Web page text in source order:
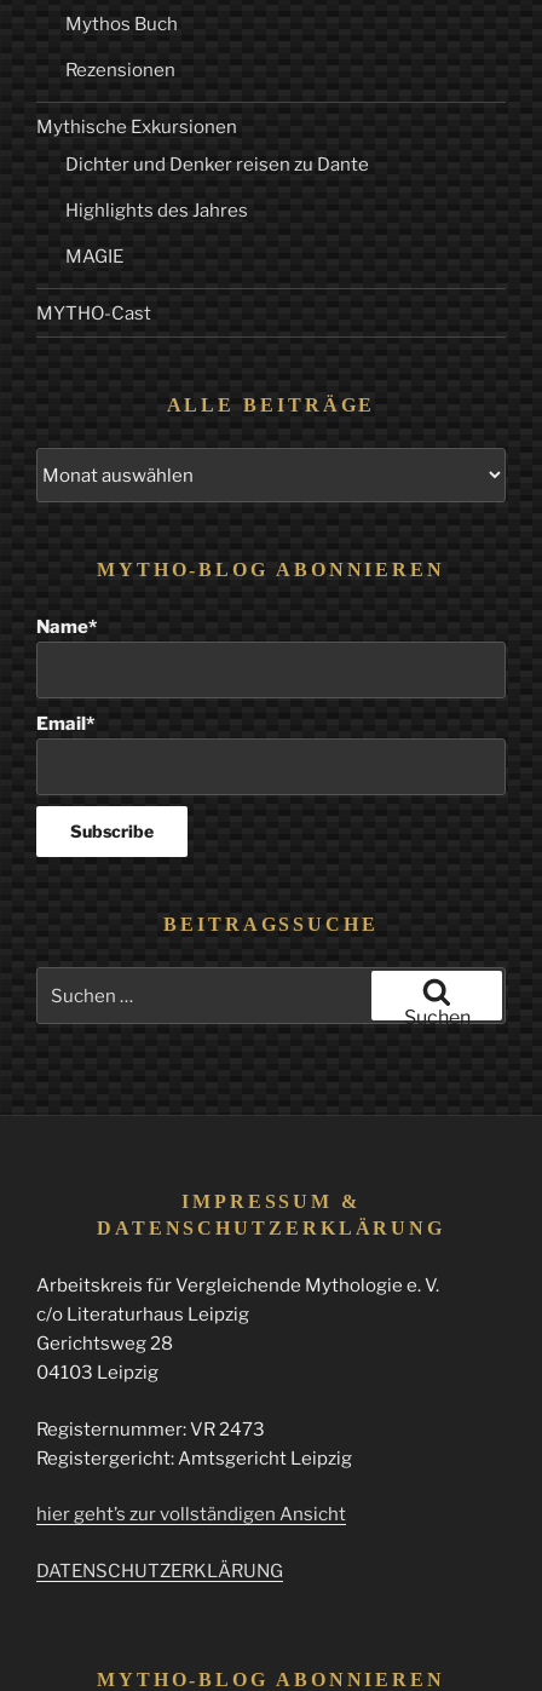
Mythos Buch
Rezensionen
Mythische Exkursionen
Dichter und Denker reisen zu Dante
Highlights des Jahres
MAGIE
MYTHO-Cast
ALLE BEITRÄGE
MYTHO-BLOG ABONNIEREN
Name*
Email*
BEITRAGSSUCHE
nach:
Suchen
IMPRESSUM &
DATENSCHUTZERKLÄRUNG
Arbeitskreis für Vergleichende Mythologie e. V.
c/o Literaturhaus Leipzig
Gerichtsweg 28
04103 Leipzig
Registernummer: VR 2473
Registergericht: Amtsgericht Leipzig
hier geht’s zur vollständigen Ansicht
DATENSCHUTZERKLÄRUNG
MYTHO-BLOG ABONNIEREN